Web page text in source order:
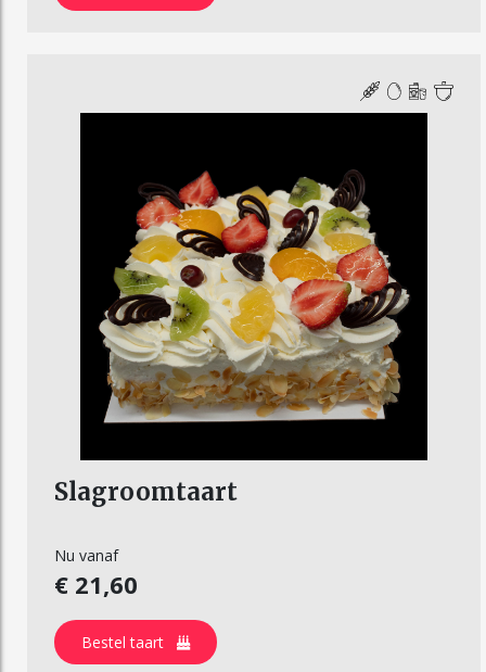
Slagroomtaart
Nu vanaf
€ 21,60
Bestel taart